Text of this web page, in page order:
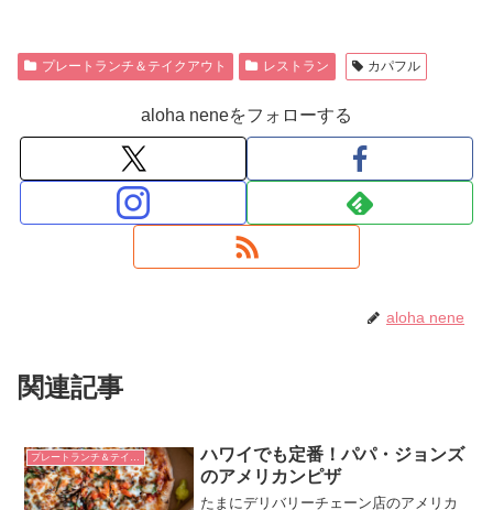
プレートランチ＆テイクアウト レストラン カパフル
aloha neneをフォローする
aloha nene
関連記事
ハワイでも定番！パパ・ジョンズ
のアメリカンピザ
たまにデリバリーチェーン店のアメリカ